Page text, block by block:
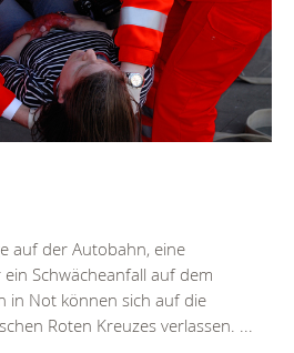
auf der Autobahn, eine
Schwächeanfall auf dem
in Not können sich auf die
Roten Kreuzes verlassen. ...